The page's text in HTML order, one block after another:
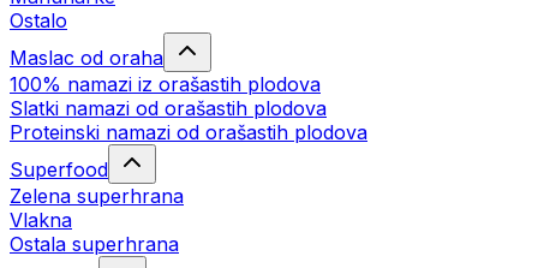
Ostalo
Maslac od oraha
100% namazi iz orašastih plodova
Slatki namazi od orašastih plodova
Proteinski namazi od orašastih plodova
Superfood
Zelena superhrana
Vlakna
Ostala superhrana